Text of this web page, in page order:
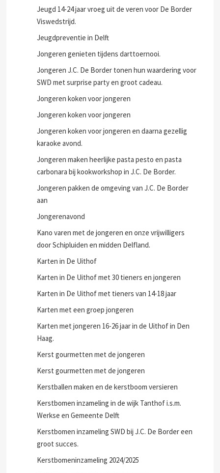
Jeugd 14-24 jaar vroeg uit de veren voor De Border
Viswedstrijd.
Jeugdpreventie in Delft
Jongeren genieten tijdens darttoernooi.
Jongeren J.C. De Border tonen hun waardering voor
SWD met surprise party en groot cadeau.
Jongeren koken voor jongeren
Jongeren koken voor jongeren
Jongeren koken voor jongeren en daarna gezellig
karaoke avond.
Jongeren maken heerlijke pasta pesto en pasta
carbonara bij kookworkshop in J.C. De Border.
Jongeren pakken de omgeving van J.C. De Border
aan
Jongerenavond
Kano varen met de jongeren en onze vrijwilligers
door Schipluiden en midden Delfland.
Karten in De Uithof
Karten in De Uithof met 30 tieners en jongeren
Karten in De Uithof met tieners van 14-18 jaar
Karten met een groep jongeren
Karten met jongeren 16-26 jaar in de Uithof in Den
Haag.
Kerst gourmetten met de jongeren
Kerst gourmetten met de jongeren
Kerstballen maken en de kerstboom versieren
Kerstbomen inzameling in de wijk Tanthof i.s.m.
Werkse en Gemeente Delft
Kerstbomen inzameling SWD bij J.C. De Border een
groot succes.
Kerstbomeninzameling 2024/2025